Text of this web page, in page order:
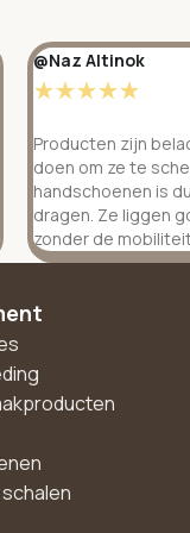
@Naz Altinok
☆☆☆☆☆
Producten zijn
doen om ze te
handschoenen is
dragen. Ze liggen
zonder de